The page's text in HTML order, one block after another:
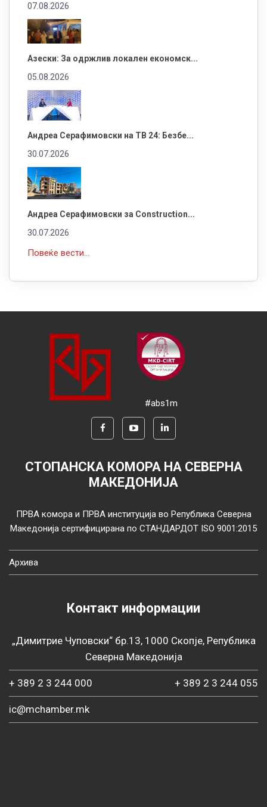
07.08.2026
Азески: За одржлив локален економск...
05.08.2026
Андреа Серафимовски на ТВ 24: Безбе...
30.07.2026
Андреа Серафимовски за Construction...
30.07.2026
Повеќе вести...
#abs1m
СТОПАНСКА КОМОРА НА СЕВЕРНА
МАКЕДОНИЈА
ПРВА комора и ПРВА институција во Република Северна
Македонија сертифицирана по СТАНДАРДОТ ISO 9001:2015
Архива
Контакт информации
„Димитрие Чуповски“ бр.13, 1000 Скопје, Република
Северна Македонија
+ 389 2 3 244 000 + 389 2 3 244 055
ic@mchamber.mk